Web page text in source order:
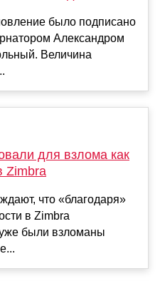
было подписано
Александром
Величина
для взлома как
Zimbra
что «благодаря»
в Zimbra
были взломаны